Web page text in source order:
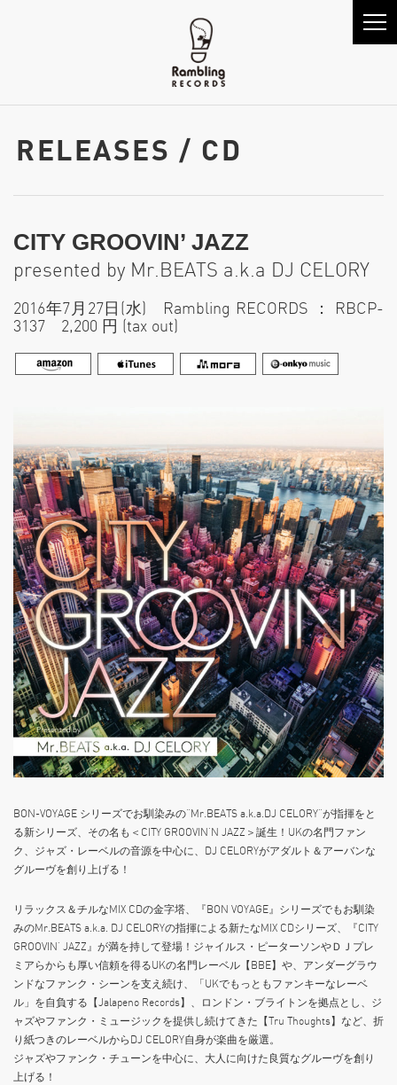
RELEASES / CD
CITY GROOVIN’ JAZZ
presented by Mr.BEATS a.k.a DJ CELORY
2016年7月27日(水) Rambling RECORDS ： RBCP-
3137 2,200 円 (tax out)
BON-VOYAGE シリーズでお馴染みの“Mr.BEATS a.k.a.DJ CELORY”が指揮をと
る新シリーズ、その名も＜CITY GROOVIN’N JAZZ＞誕生！UKの名門ファン
ク、ジャズ・レーベルの音源を中心に、DJ CELORYがアダルト＆アーバンな
グルーヴを創り上げる！
リラックス＆チルなMIX CDの金字塔、『BON VOYAGE』シリーズでもお馴染
みのMr.BEATS a.k.a. DJ CELORYの指揮による新たなMIX CDシリーズ、『CITY
GROOVIN’ JAZZ』が満を持して登場！ジャイルス・ピーターソンやＤＪプレ
ミアらからも厚い信頼を得るUKの名門レーベル【BBE】や、アンダーグラウ
ンドなファンク・シーンを支え続け、「UKでもっともファンキーなレーベ
ル」を自負する【Jalapeno Records】、ロンドン・ブライトンを拠点とし、ジ
ャズやファンク・ミュージックを提供し続けてきた【Tru Thoughts】など、折
り紙つきのレーベルからDJ CELORY自身が楽曲を厳選。
ジャズやファンク・チューンを中心に、大人に向けた良質なグルーヴを創り
上げる！